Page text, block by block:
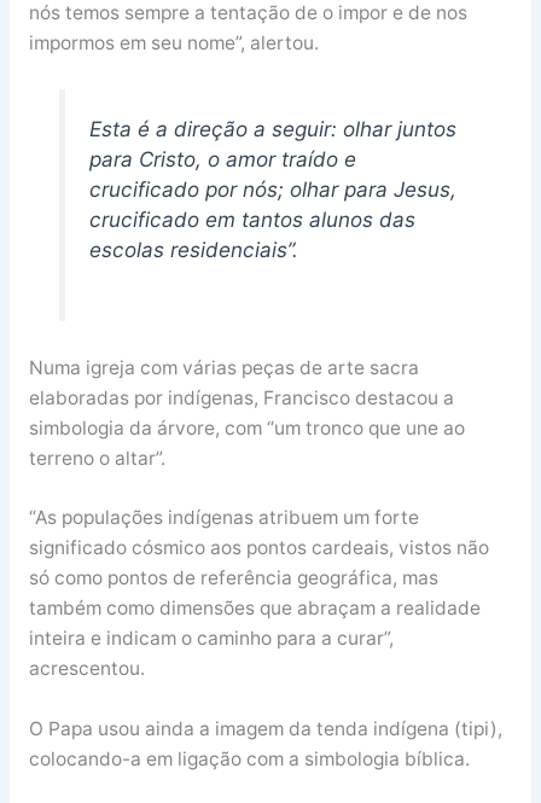
nós temos sempre a tentação de o impor e de nos
impormos em seu nome”, alertou.
Esta é a direção a seguir: olhar juntos
para Cristo, o amor traído e
crucificado por nós; olhar para Jesus,
crucificado em tantos alunos das
escolas residenciais”.
Numa igreja com várias peças de arte sacra
elaboradas por indígenas, Francisco destacou a
simbologia da árvore, com “um tronco que une ao
terreno o altar”.
“As populações indígenas atribuem um forte
significado cósmico aos pontos cardeais, vistos não
só como pontos de referência geográfica, mas
também como dimensões que abraçam a realidade
inteira e indicam o caminho para a curar”,
acrescentou.
O Papa usou ainda a imagem da tenda indígena (tipi),
colocando-a em ligação com a simbologia bíblica.